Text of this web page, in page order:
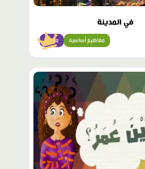
في المدينة
مبتدئ مفاهيم أساسية